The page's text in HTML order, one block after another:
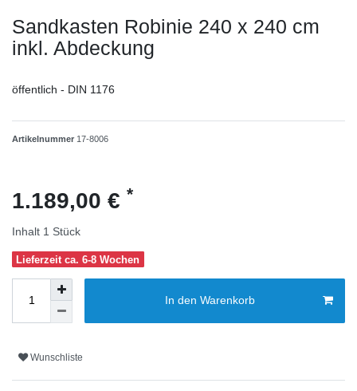
Sandkasten Robinie 240 x 240 cm
inkl. Abdeckung
öffentlich - DIN 1176
Artikelnummer 17-8006
1.189,00 € *
Inhalt 1 Stück
Lieferzeit ca. 6-8 Wochen
In den Warenkorb
Wunschliste